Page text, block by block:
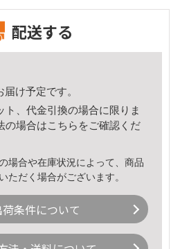
配送する
け予定です。
ト、代金引換の場合に限りま
の場合はこちら をご確認くだ
場合や在庫状況によって、商品
ただく場合がございます。
条件について